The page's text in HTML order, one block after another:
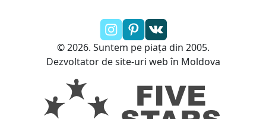
© 2026. Suntem pe piața din 2005.
Dezvoltator de site-uri web în Moldova